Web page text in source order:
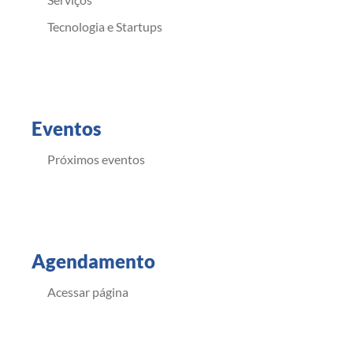
Tecnologia e Startups
Eventos
Próximos eventos
Agendamento
Acessar página